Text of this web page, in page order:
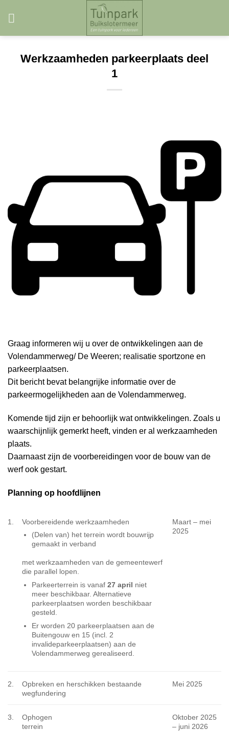
Werkzaamheden parkeerplaats deel
1
Graag informeren wij u over de ontwikkelingen aan de
Volendammerweg/ De Weeren; realisatie sportzone en
parkeerplaatsen.
Dit bericht bevat belangrijke informatie over de
parkeermogelijkheden aan de Volendammerweg.
Komende tijd zijn er behoorlijk wat ontwikkelingen. Zoals u
waarschijnlijk gemerkt heeft, vinden er al werkzaamheden
plaats.
Daarnaast zijn de voorbereidingen voor de bouw van de
werf ook gestart.
Planning op hoofdlijnen
1.
Voorbereidende werkzaamheden
(Delen van) het terrein wordt bouwrijp
gemaakt in verband
met werkzaamheden van de gemeentewerf
die parallel lopen.
Parkeerterrein is vanaf 27 april niet
meer beschikbaar. Alternatieve
parkeerplaatsen worden beschikbaar
gesteld.
Er worden 20 parkeerplaatsen aan de
Buitengouw en 15 (incl. 2
invalideparkeerplaatsen) aan de
Volendammerweg gerealiseerd.
Maart – mei
2025
2.
Opbreken en herschikken bestaande
wegfundering
Mei 2025
3.
Ophogen
terrein
Oktober 2025
– juni 2026